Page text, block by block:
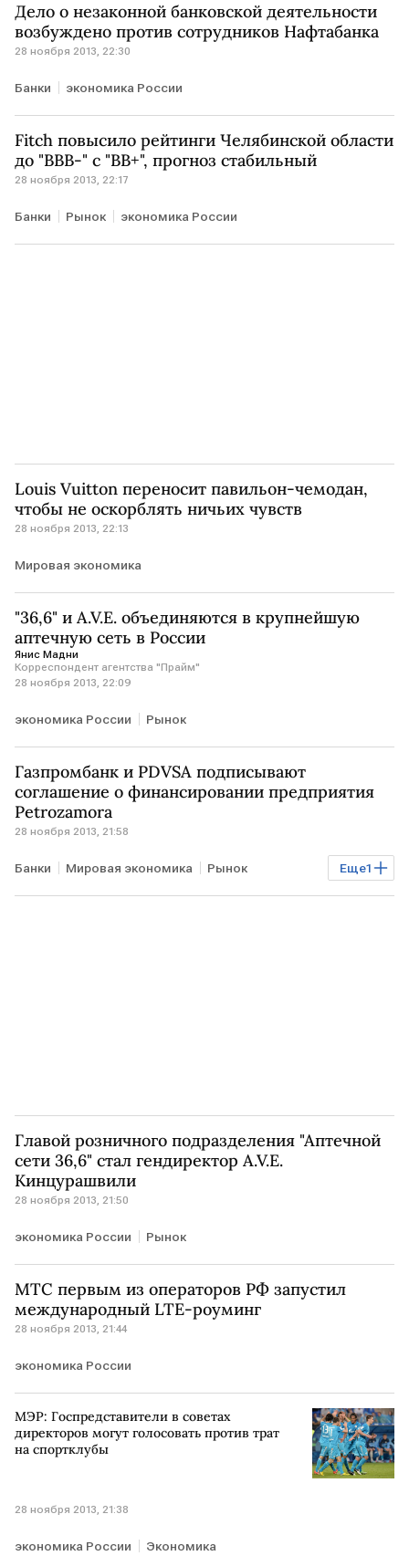
Дело о незаконной банковской деятельности
возбуждено против сотрудников Нафтабанка
28 ноября 2013, 22:30
Банки экономика России
Fitch повысило рейтинги Челябинской области
до "ВВВ-" с "BB+", прогноз стабильный
28 ноября 2013, 22:17
Банки Рынок экономика России
Louis Vuitton переносит павильон-чемодан,
чтобы не оскорблять ничьих чувств
28 ноября 2013, 22:13
Мировая экономика
"36,6" и A.V.E. объединяются в крупнейшую
аптечную сеть в России
Янис Мадни
Корреспондент агентства "Прайм"
28 ноября 2013, 22:09
экономика России Рынок
Газпромбанк и PDVSA подписывают
соглашение о финансировании предприятия
Petrozamora
28 ноября 2013, 21:58
Еще1
Банки Мировая экономика Рынок
Энергосети
Главой розничного подразделения "Аптечной
сети 36,6" стал гендиректор A.V.E.
Кинцурашвили
28 ноября 2013, 21:50
экономика России Рынок
МТС первым из операторов РФ запустил
международный LTE-роуминг
28 ноября 2013, 21:44
экономика России
МЭР: Госпредставители в советах
директоров могут голосовать против трат
на спортклубы
28 ноября 2013, 21:38
экономика России Экономика